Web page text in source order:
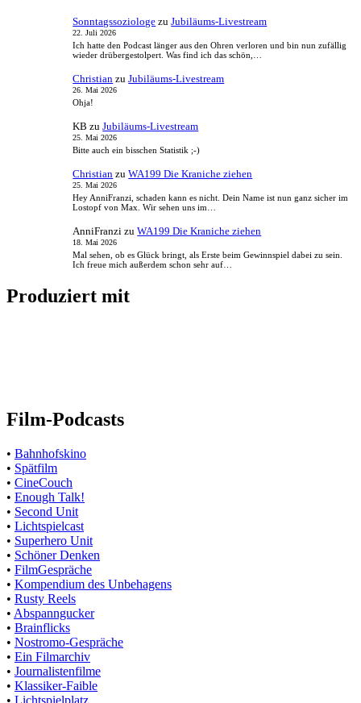
Sonntagssoziologe zuJubiläums-Livestream
22. Juli 2026
Ich hatte den Podcast länger aus den Ohren verloren und bin nun zufällig
wieder drübergestolpert. Was find ich das schön,…
Christian zuJubiläums-Livestream
26. Mai 2026
Ohja!
KB zuJubiläums-Livestream
25. Mai 2026
Bitte auch ein bisschen Statistik ;-)
Christian zuWA199 Die Kraniche ziehen
25. Mai 2026
Hey AnniFranzi, schaden kann es nicht. Dein Name ist nun ganz sicher im
Lostopf von Max. Wir sehen uns im…
AnniFranzi zuWA199 Die Kraniche ziehen
18. Mai 2026
Mal sehen, ob es Glück bringt, als Erste beim Gewinnspiel dabei zu sein.
Ich freue mich außerdem schon sehr auf…
Produziert mit
Film-Podcasts
• Bahnhofskino
• Spätfilm
• CineCouch
• Enough Talk!
• Second Unit
• Lichtspielcast
• Superhero Unit
• Schöner Denken
• FilmGespräche
• Kompendium des Unbehagens
• Rusty Reels
• Abspanngucker
• Brainflicks
• Nostromo-Gespräche
• Ein Filmarchiv
• Journalistenfilme
• Klassiker-Faible
• Lichtspielplatz